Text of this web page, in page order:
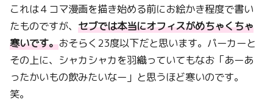
これは４コマ漫画を描き始める前にお絵かき程度で書い
たものですが、セブでは本当にオフィスがめちゃくちゃ
寒いです。おそらく23度以下だと思います。パーカーと
その上に、シャカシャカを羽織っていてもなお「あーあ
ったかいもの飲みたいなー」と思うほど寒いのです。
笑。